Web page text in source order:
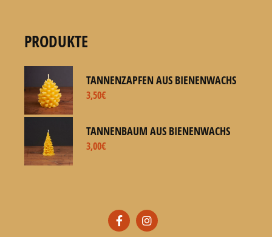
PRODUKTE
TANNENZAPFEN AUS BIENENWACHS
3,50€
TANNENBAUM AUS BIENENWACHS
3,00€